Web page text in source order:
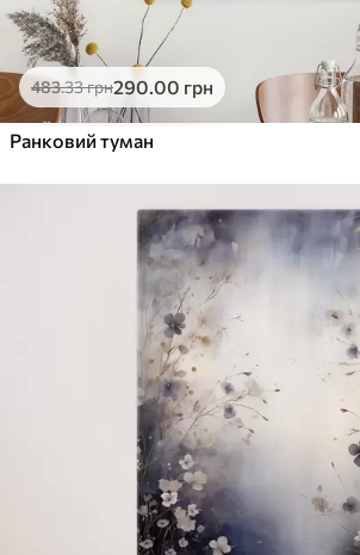
483.33грн290.00 грн
Ранковий туман